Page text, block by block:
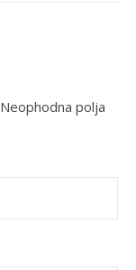
Neophodna polja